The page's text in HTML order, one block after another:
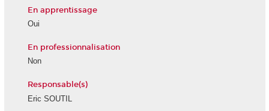
En apprentissage
Oui
En professionnalisation
Non
Responsable(s)
Eric SOUTIL